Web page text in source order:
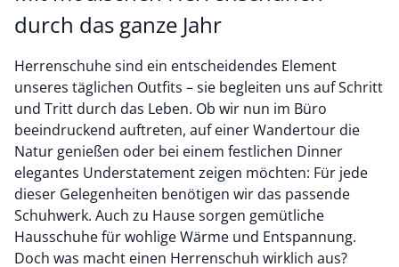
durch das ganze Jahr
Herrenschuhe sind ein entscheidendes Element
unseres täglichen Outfits – sie begleiten uns auf Schritt
und Tritt durch das Leben. Ob wir nun im Büro
beeindruckend auftreten, auf einer Wandertour die
Natur genießen oder bei einem festlichen Dinner
elegantes Understatement zeigen möchten: Für jede
dieser Gelegenheiten benötigen wir das passende
Schuhwerk. Auch zu Hause sorgen gemütliche
Hausschuhe für wohlige Wärme und Entspannung.
Doch was macht einen Herrenschuh wirklich aus?